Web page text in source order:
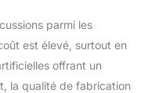
parmi les
est élevé, surtout en
offrant un
la qualité de fabrication